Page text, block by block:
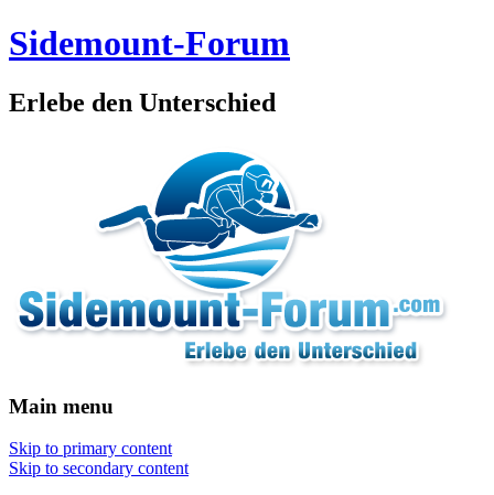
Sidemount-Forum
Erlebe den Unterschied
Main menu
Skip to primary content
Skip to secondary content